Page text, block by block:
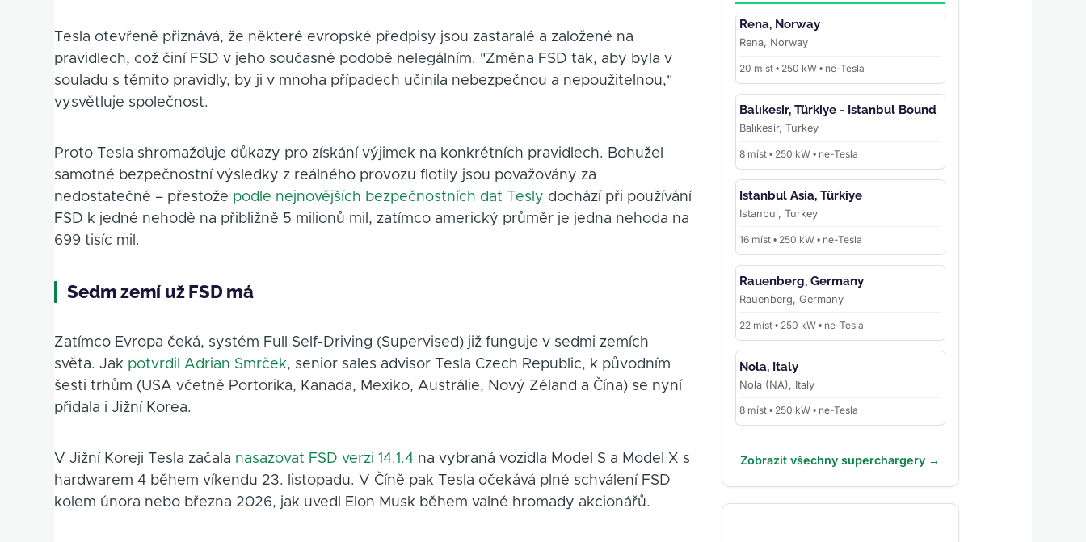
Tesla otevřeně přiznává, že některé evropské předpisy jsou zastaralé a založené na
pravidlech, což činí FSD v jeho současné podobě nelegálním. "Změna FSD tak, aby byla v
souladu s těmito pravidly, by ji v mnoha případech učinila nebezpečnou a nepoužitelnou,"
vysvětluje společnost.
Proto Tesla shromažďuje důkazy pro získání výjimek na konkrétních pravidlech. Bohužel
samotné bezpečnostní výsledky z reálného provozu flotily jsou považovány za
nedostatečné – přestože podle nejnovějších bezpečnostních dat Tesly dochází při používání
FSD k jedné nehodě na přibližně 5 milionů mil, zatímco americký průměr je jedna nehoda na
699 tisíc mil.
Sedm zemí už FSD má
Zatímco Evropa čeká, systém Full Self-Driving (Supervised) již funguje v sedmi zemích
světa. Jak potvrdil Adrian Smrček, senior sales advisor Tesla Czech Republic, k původním
šesti trhům (USA včetně Portorika, Kanada, Mexiko, Austrálie, Nový Zéland a Čína) se nyní
přidala i Jižní Korea.
V Jižní Koreji Tesla začala nasazovat FSD verzi 14.1.4 na vybraná vozidla Model S a Model X s
hardwarem 4 během víkendu 23. listopadu. V Číně pak Tesla očekává plné schválení FSD
kolem února nebo března 2026, jak uvedl Elon Musk během valné hromady akcionářů.
Rena, Norway
Rena, Norway
20 míst • 250 kW • ne-Tesla
Balıkesir, Türkiye - Istanbul Bound
Balıkesir, Turkey
8 míst • 250 kW • ne-Tesla
Istanbul Asia, Türkiye
Istanbul, Turkey
16 míst • 250 kW • ne-Tesla
Rauenberg, Germany
Rauenberg, Germany
22 míst • 250 kW • ne-Tesla
Nola, Italy
Nola (NA), Italy
8 míst • 250 kW • ne-Tesla
Zobrazit všechny superchargery →